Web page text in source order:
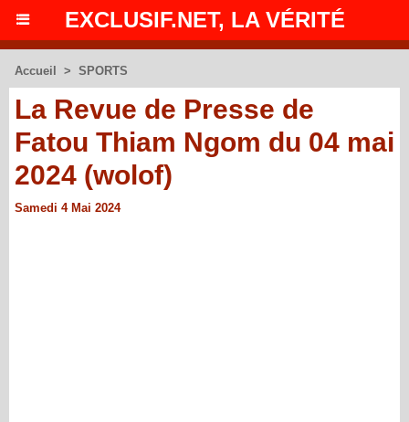
EXCLUSIF.NET, LA VÉRITÉ
Accueil > SPORTS
La Revue de Presse de
Fatou Thiam Ngom du 04 mai
2024 (wolof)
Samedi 4 Mai 2024